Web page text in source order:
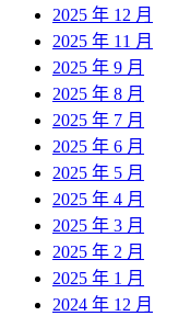
2025 年 12 月
2025 年 11 月
2025 年 9 月
2025 年 8 月
2025 年 7 月
2025 年 6 月
2025 年 5 月
2025 年 4 月
2025 年 3 月
2025 年 2 月
2025 年 1 月
2024 年 12 月